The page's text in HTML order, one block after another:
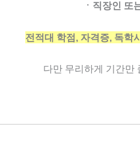
ㆍ직장인 또
전적대 학점, 자격증, 독학
다만 무리하게 기간만